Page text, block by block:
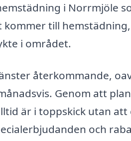
i Norrmjöle
till
i området.
återkommande,
Genom att
är i toppskick utan att
och